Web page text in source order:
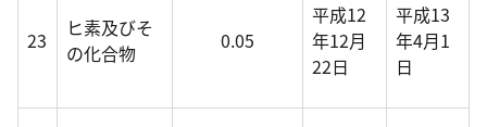
23
ヒ素及びそ
の化合物
0.05
平成12
年12月
22日
平成13
年4月1
日